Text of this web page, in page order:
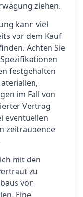
ziehen.
kann viel
vor dem Kauf
Achten Sie
festgehalten
im Fall von
Vertrag
eventuellen
zeitraubende
mit den
zu
von
Eine